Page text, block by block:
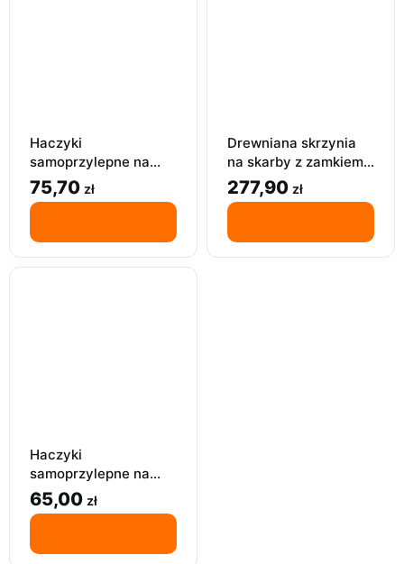
Haczyki
samoprzylepne na
ręcznik | 4szt|Srebrny
3M
75,70 zł
Drewniana skrzynia
na skarby z zamkiem,
duża, brązowa, 40 x
23 x 27 cm
277,90 zł
Haczyki
samoprzylepne na
ręcznik | 4szt| Czarny
3M
65,00 zł